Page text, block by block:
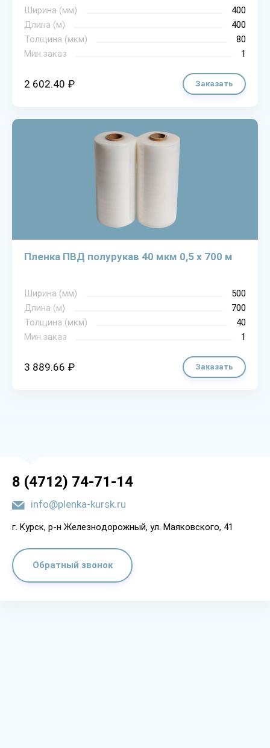
Ширина (мм)
400
Длина (м)
400
Толщина (мкм)
80
Мин.заказ
1
2 602.40 ₽ Заказать
Пленка ПВД полурукав 40 мкм 0,5 х 700 м
Ширина (мм)
500
Длина (м)
700
Толщина (мкм)
40
Мин.заказ
1
3 889.66 ₽ Заказать
8 (4712) 74-71-14
info@plenka-kursk.ru
г. Kypcк, p-н Жeлeзнoдopoжный, yл. Мaякoвcкoгo, 41
Обратный звонок